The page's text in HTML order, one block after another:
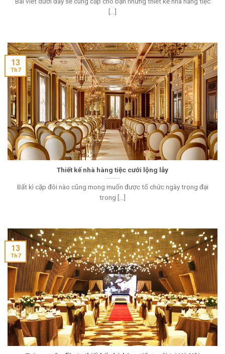
[...]
Thiết kế nhà hàng tiệc cưới lộng lẫy
Bất kì cặp đôi nào cũng mong muốn được tổ chức ngày trọng đại
trong [...]
13
Th7
13
Th7